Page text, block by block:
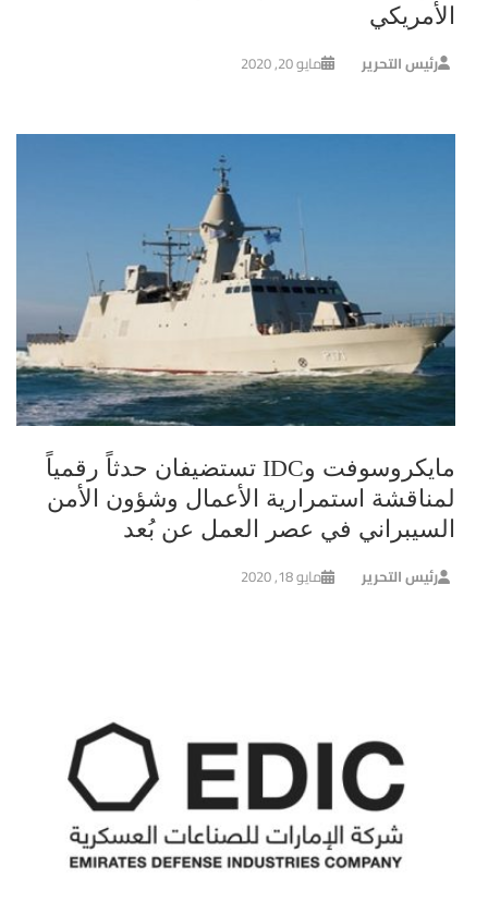
الأمريكي
رئيس التحرير مايو 20, 2020
مايكروسوفت وIDC تستضيفان حدثاً رقمياً
لمناقشة استمرارية الأعمال وشؤون الأمن
السيبراني في عصر العمل عن بُعد
رئيس التحرير مايو 18, 2020